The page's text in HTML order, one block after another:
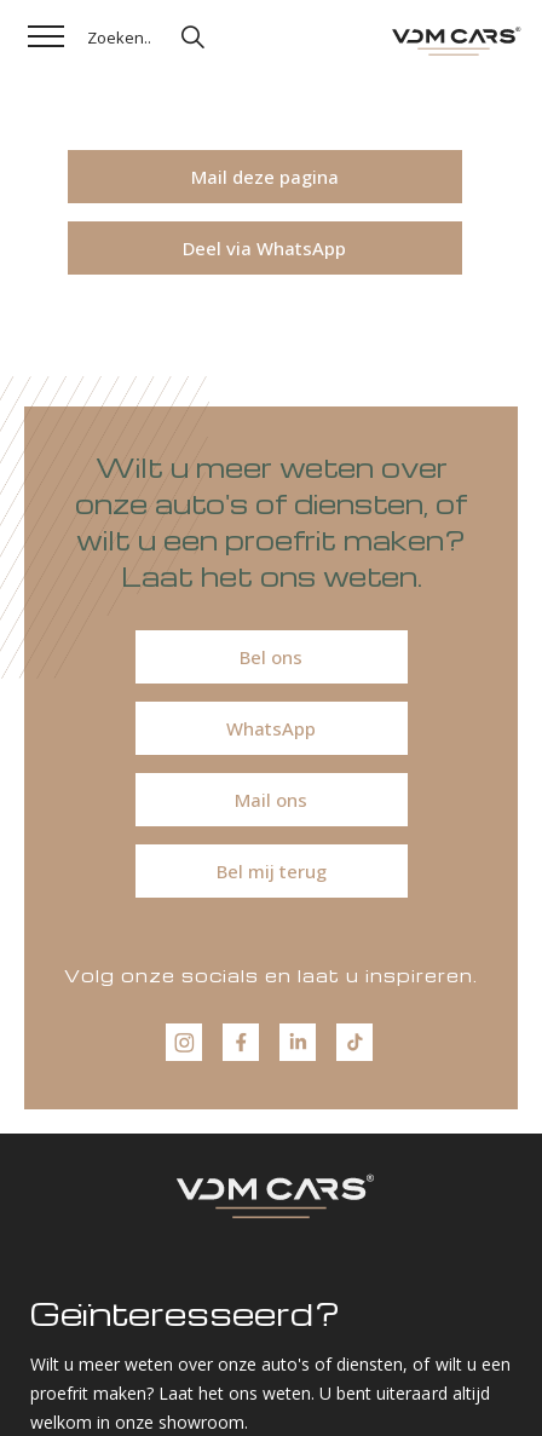
Mail deze pagina
Deel via WhatsApp
Wilt u meer weten over
onze auto's of diensten, of
wilt u een proefrit maken?
Laat het ons weten.
Bel ons
WhatsApp
Mail ons
Bel mij terug
Volg onze socials en laat u inspireren.
Geïnteresseerd?
Wilt u meer weten over onze auto's of diensten, of wilt u een
proefrit maken? Laat het ons weten. U bent uiteraard altijd
welkom in onze showroom.